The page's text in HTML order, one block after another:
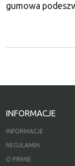
gumowa
INFORMACJE
INFORMACJE
REGULAMIN
O FIRMIE